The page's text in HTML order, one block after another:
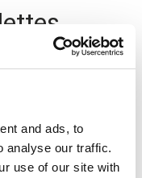
and ads, to
analyse our traffic.
use of our site with
et